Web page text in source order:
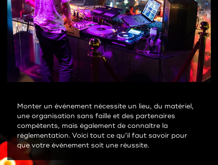
Monter un événement nécessite un lieu, du matériel,
une organisation sans faille et des partenaires
compétents, mais également de connaître la
réglementation. Voici tout ce qu’il faut savoir pour
que votre événement soit une réussite.